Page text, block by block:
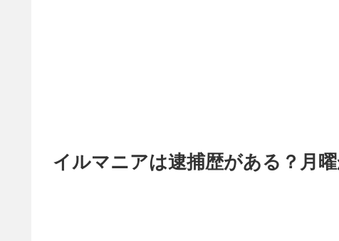
イルマニアは逮捕歴がある？月